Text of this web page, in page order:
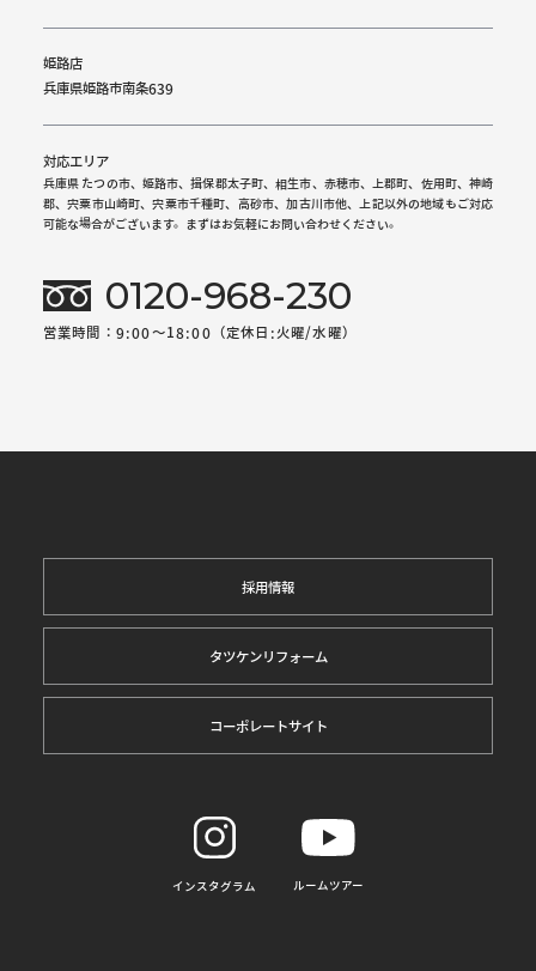
姫路店
兵庫県姫路市南条639
対応エリア
兵庫県 たつの市、姫路市、揖保郡太子町、相生市、赤穂市、上郡町、佐用町、神崎
郡、宍粟市山崎町、宍粟市千種町、高砂市、加古川市他、上記以外の地域もご対応
可能な場合がございます。まずはお気軽にお問い合わせください。
0120-968-230
営業時間：9:00～18:00（定休日:火曜/水曜）
採用情報
タツケンリフォーム
コーポレートサイト
インスタグラム ルームツアー